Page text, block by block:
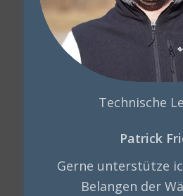
Technische
Patrick
Gerne unterstütze
Belangen der